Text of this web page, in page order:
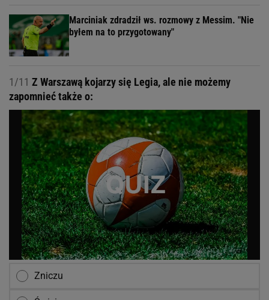
Marciniak zdradził ws. rozmowy z Messim. "Nie
byłem na to przygotowany"
1/11 Z Warszawą kojarzy się Legia, ale nie możemy
zapomnieć także o:
Zniczu